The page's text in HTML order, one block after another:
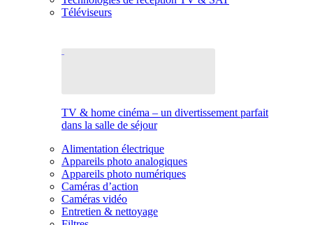
Téléviseurs
TV & home cinéma – un divertissement parfait
dans la salle de séjour
Alimentation électrique
Appareils photo analogiques
Appareils photo numériques
Caméras d’action
Caméras vidéo
Entretien & nettoyage